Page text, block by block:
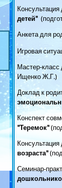
детей"
Анкета для
Игровая
Мастер-
Ищенко Ж.Г.)
Доклад к
Конспект
"Теремок"
возраста"
Семинар-